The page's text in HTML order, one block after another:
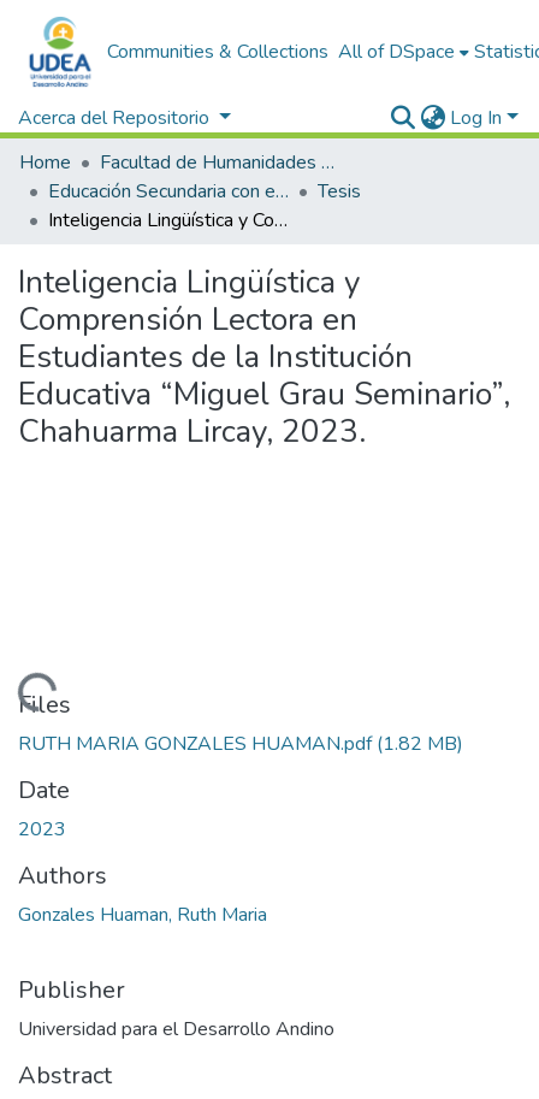
Communities & Collections All of DSpace
Acerca del Repositorio
Log In
Home
Facultad de Humanidades y Ciencias Sociales
Educación Secundaria con especialidad en lenguaje y literatura (Quechua - Castellana)
Tesis
Inteligencia Lingüística y Comprensión Lectora en Estudiantes de la Institución Educativa “Miguel Grau Seminario”, Chahuarma Lircay, 2023.
Inteligencia Lingüística y
Comprensión Lectora en
Estudiantes de la Institución
Educativa “Miguel Grau Seminario”,
Chahuarma Lircay, 2023.
Files
RUTH MARIA GONZALES HUAMAN.pdf(1.82 MB)
Date
2023
Authors
Gonzales Huaman, Ruth Maria
Publisher
Universidad para el Desarrollo Andino
Abstract